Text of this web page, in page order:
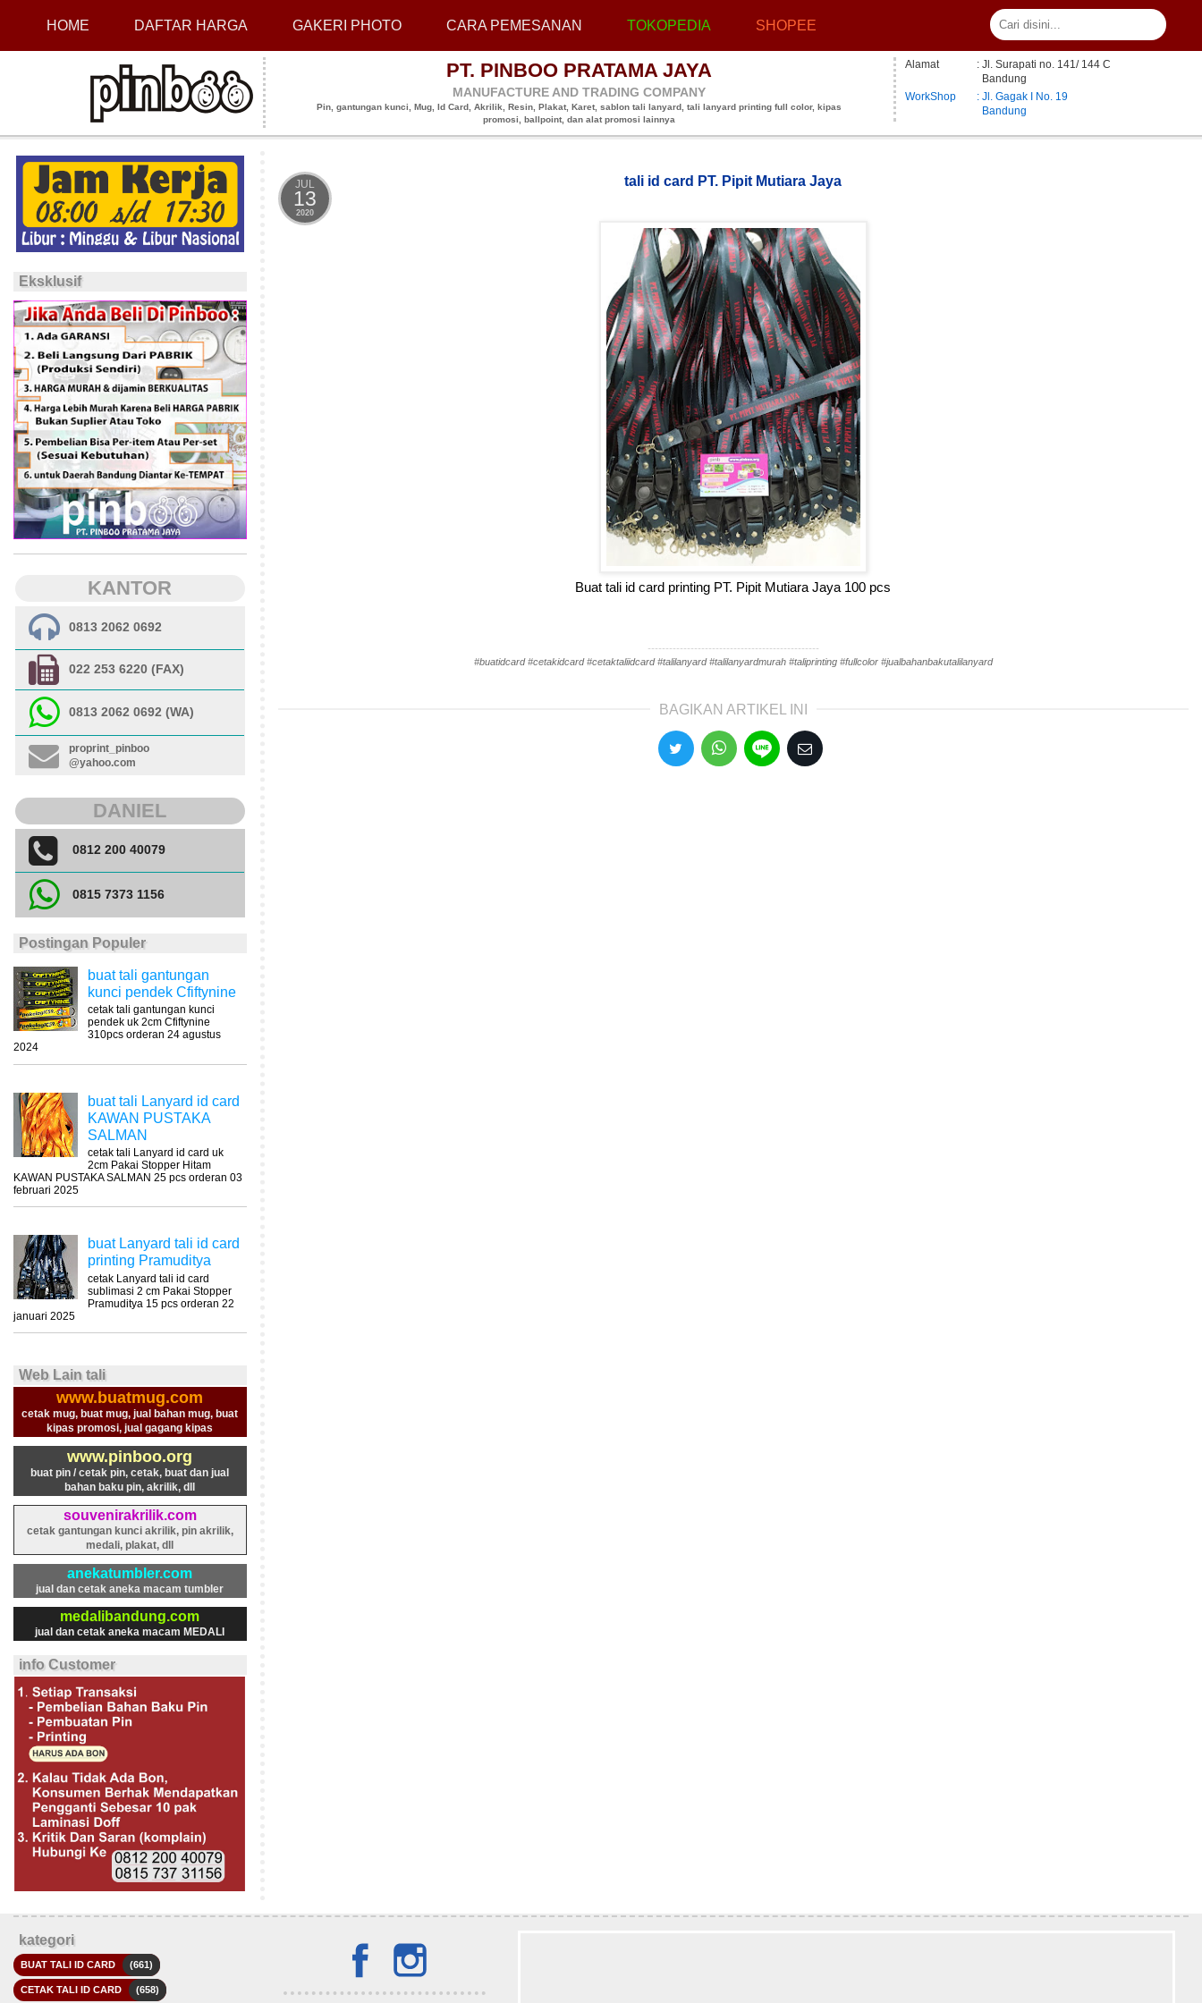
HOME DAFTAR HARGA GAKERI PHOTO CARA PEMESANAN TOKOPEDIA SHOPEE
PT. PINBOO PRATAMA JAYA
MANUFACTURE AND TRADING COMPANY
Pin, gantungan kunci, Mug, Id Card, Akrilik, Resin, Plakat, Karet, sablon tali lanyard, tali lanyard printing full color, kipas
promosi, ballpoint, dan alat promosi lainnya
Alamat
: Jl. Surapati no. 141/ 144 C
Bandung
WorkShop
: Jl. Gagak I No. 19
Bandung
Eksklusif
KANTOR
0813 2062 0692
022 253 6220 (FAX)
0813 2062 0692 (WA)
proprint_pinboo
@yahoo.com
DANIEL
0812 200 40079
0815 7373 1156
Postingan Populer
buat tali gantungan
kunci pendek Cfiftynine
cetak tali gantungan kunci
pendek uk 2cm Cfiftynine
310pcs orderan 24 agustus
2024
buat tali Lanyard id card
KAWAN PUSTAKA
SALMAN
cetak tali Lanyard id card uk
2cm Pakai Stopper Hitam
KAWAN PUSTAKA SALMAN 25 pcs orderan 03
februari 2025
buat Lanyard tali id card
printing Pramuditya
cetak Lanyard tali id card
sublimasi 2 cm Pakai Stopper
Pramuditya 15 pcs orderan 22
januari 2025
Web Lain tali
www.buatmug.com
cetak mug, buat mug, jual bahan mug, buat
kipas promosi, jual gagang kipas
www.pinboo.org
buat pin / cetak pin, cetak, buat dan jual
bahan baku pin, akrilik, dll
souvenirakrilik.com
cetak gantungan kunci akrilik, pin akrilik,
medali, plakat, dll
anekatumbler.com
jual dan cetak aneka macam tumbler
medalibandung.com
jual dan cetak aneka macam MEDALI
info Customer
JUL
13
2020
tali id card PT. Pipit Mutiara Jaya
Buat tali id card printing PT. Pipit Mutiara Jaya 100 pcs
------------------------------------------------
#buatidcard #cetakidcard #cetaktaliidcard #talilanyard #talilanyardmurah #taliprinting #fullcolor #jualbahanbakutalilanyard
BAGIKAN ARTIKEL INI
kategori
BUAT TALI ID CARD (661)
CETAK TALI ID CARD (658)